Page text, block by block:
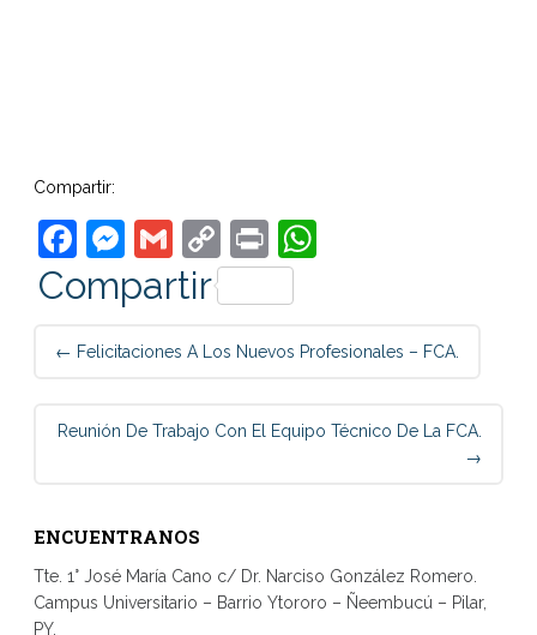
Compartir:
Facebook
Messenger
Gmail
Copy
Link
PrintWhatsApp
Compartir
Post
navigation
← Felicitaciones A Los Nuevos Profesionales – FCA.
Reunión De Trabajo Con El Equipo Técnico De La FCA.
→
ENCUENTRANOS
Tte. 1° José María Cano c/ Dr. Narciso González Romero.
Campus Universitario – Barrio Ytororo – Ñeembucú – Pilar,
PY.